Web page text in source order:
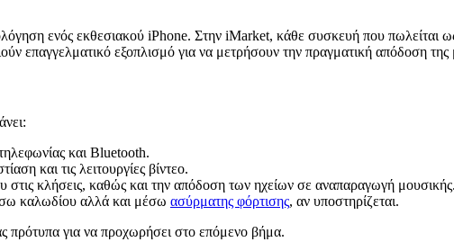
ενός εκθεσιακού iPhone. Στην iMarket, κάθε συσκευή που πωλείται
επαγγελματικό εξοπλισμό για να μετρήσουν την πραγματική απόδοση της
και Bluetooth.
και τις λειτουργίες βίντεο.
στις κλήσεις, καθώς και την απόδοση των ηχείων σε αναπαραγωγή μουσικής.
καλωδίου αλλά και μέσω ασύρματης φόρτισης, αν υποστηρίζεται.
πρότυπα για να προχωρήσει στο επόμενο βήμα.